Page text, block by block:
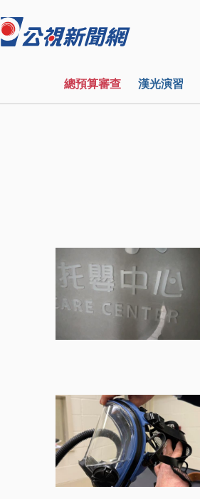
總預算審查 漢光演習